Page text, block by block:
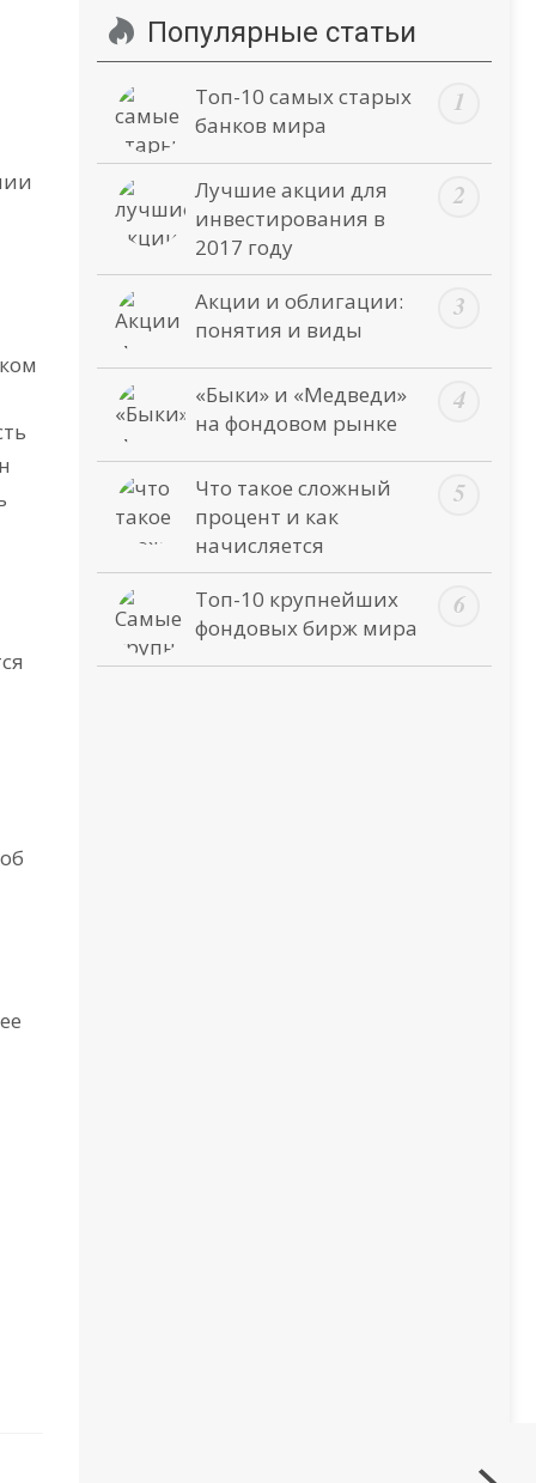
Популярные статьи
Топ-10 самых старых
банков мира
Лучшие акции для
инвестирования в
2017 году
Акции и облигации:
понятия и виды
«Быки» и «Медведи»
на фондовом рынке
Что такое сложный
процент и как
начисляется
Топ-10 крупнейших
фондовых бирж мира